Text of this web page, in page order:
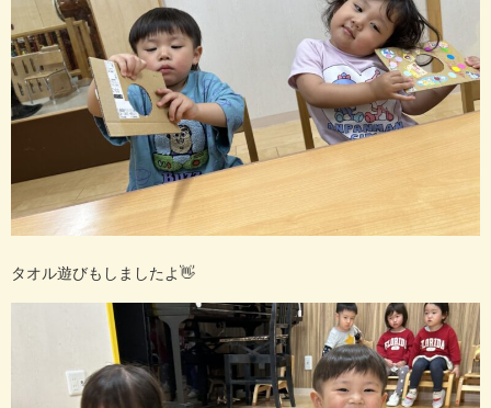
タオル遊びもしましたよ👋